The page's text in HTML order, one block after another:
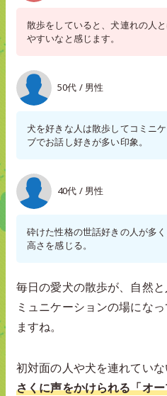
散歩をしていると、犬連れの人
やすいなと感じます。
50代 / 男性
犬を好きな人は散歩してコミニ
ブでお話し好きが多い印象。
40代 / 男性
砕けた性格の世話好きの人が多
高さを感じる。
毎日の愛犬の散歩が、自然
ミュニケーションの場にな
ますね。
初対面の人や犬を連れてい
さくに声をかけられる「オ